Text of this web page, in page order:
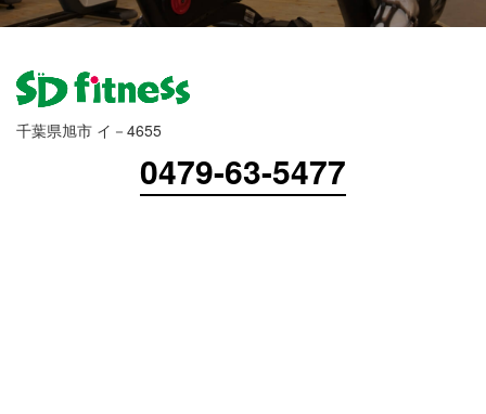
千葉県旭市 イ－4655
0479-63-5477